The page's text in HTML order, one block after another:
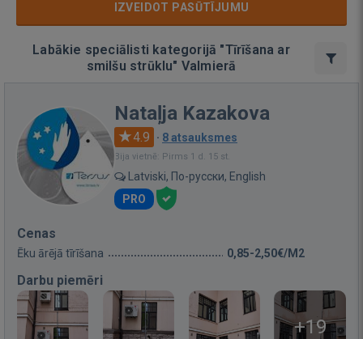
IZVEIDOT PASŪTĪJUMU
Labākie speciālisti kategorijā "Tīrīšana ar
smilšu strūklu" Valmierā
Nataļja Kazakova
4.9 · 8 atsauksmes
Bija vietnē: Pirms 1 d. 15 st.
Latviski, По-русски, English
PRO
Cenas
Ēku ārējā tīrīšana 0,85-2,50€/M2
Darbu piemēri
+19